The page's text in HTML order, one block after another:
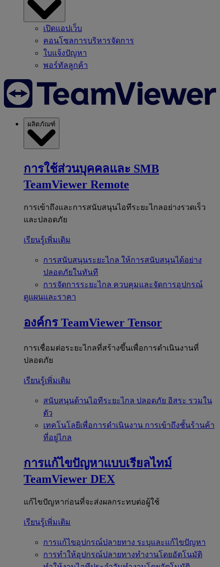
เปิดแอปเว็บ
คอนโซลการบริหารจัดการ
ใบแจ้งปัญหา
พอร์ทัลลูกค้า
ผลิตภัณฑ์
การใช้ส่วนบุคคลและ SMB
TeamViewer Remote
การเข้าถึงและการสนับสนุนไอทีระยะไกลอย่างรวดเร็ว
และปลอดภัย
เรียนรู้เพิ่มเติม
การสนับสนุนระยะไกล ให้การสนับสนุนได้อย่าง
ปลอดภัยในทันที
การจัดการระยะไกล ควบคุมและจัดการอุปกรณ์
ดูแผนและราคา
องค์กร TeamViewer Tensor
การเชื่อมต่อระยะไกลที่สร้างขึ้นเพื่อการดำเนินงานที่
ปลอดภัย
เรียนรู้เพิ่มเติม
สนับสนุนด้านไอทีระยะไกล ปลอดภัย อิสระ รวมใน
ตัว
เทคโนโลยีเพื่อการดำเนินงาน การเข้าถึงชั้นร้านค้า
ที่อยู่ไกล
การแก้ไขปัญหาแบบเรียลไทม์
TeamViewer DEX
แก้ไขปัญหาก่อนที่จะส่งผลกระทบต่อผู้ใช้
เรียนรู้เพิ่มเติม
การแก้ไขอุปกรณ์ปลายทาง ระบุและแก้ไขปัญหา
การทำให้อุปกรณ์ปลายทางทำงานโดยอัตโนมัติ